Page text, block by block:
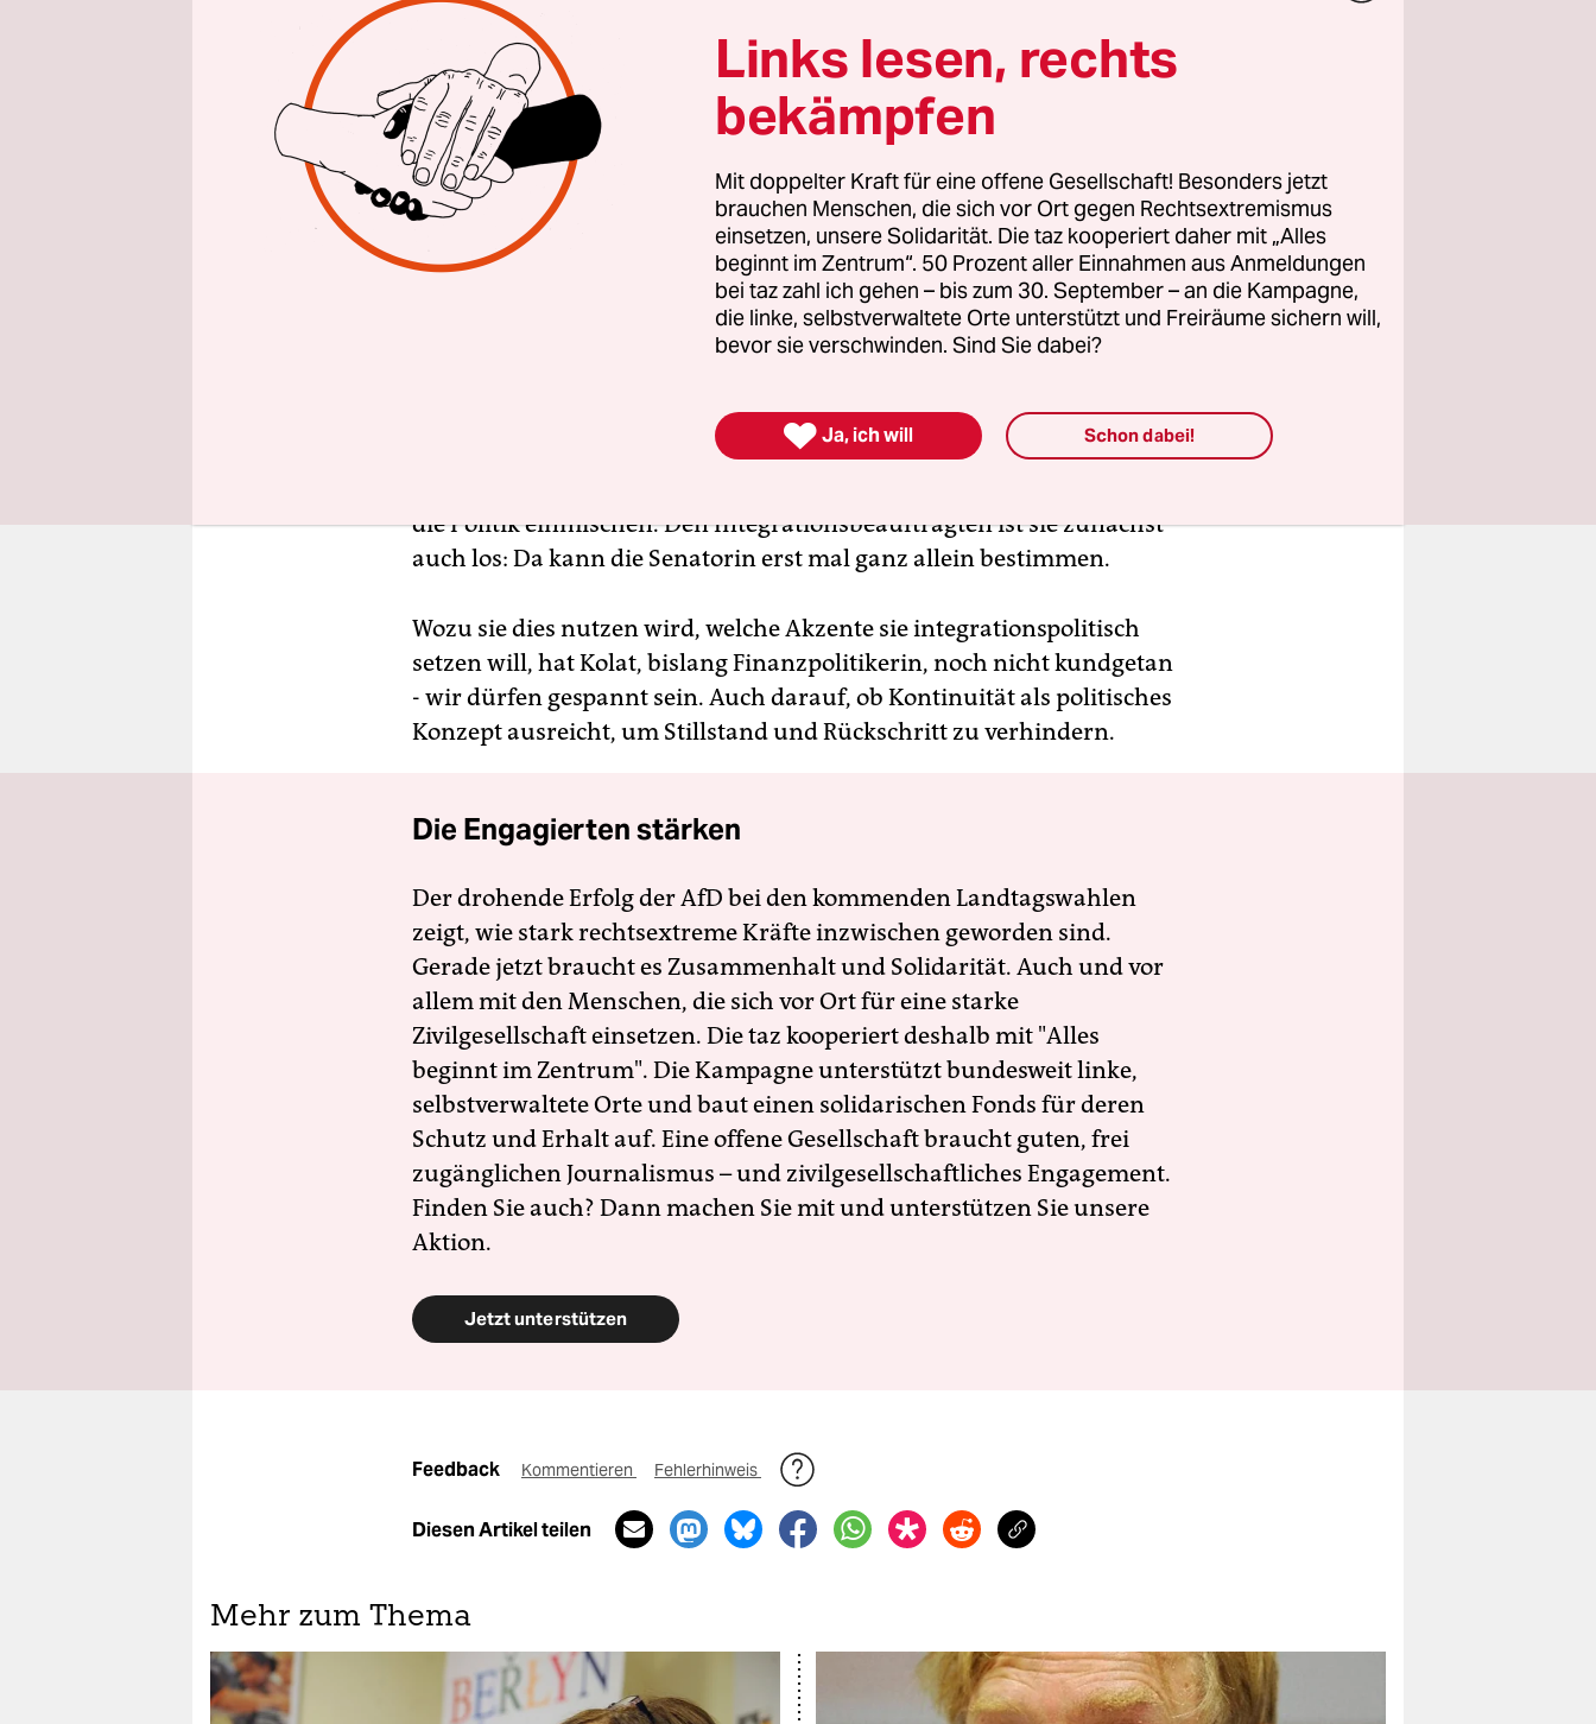
Andererseits kann Frau Kolat sich jetzt freuen: Nach der ungültigen
Wahl wird sich ein neuer Integrationsbeirat als wichtiges beratendes
die Politik einmischen. Den Integrationsbeauftragten ist sie zunächst
auch los: Da kann die Senatorin erst mal ganz allein bestimmen.
Wozu sie dies nutzen wird, welche Akzente sie integrationspolitisch
setzen will, hat Kolat, bislang Finanzpolitikerin, noch nicht kundgetan
- wir dürfen gespannt sein. Auch darauf, ob Kontinuität als politisches
Konzept ausreicht, um Stillstand und Rückschritt zu verhindern.
Die Engagierten stärken
Der drohende Erfolg der AfD bei den kommenden Landtagswahlen
zeigt, wie stark rechtsextreme Kräfte inzwischen geworden sind.
Gerade jetzt braucht es Zusammenhalt und Solidarität. Auch und vor
allem mit den Menschen, die sich vor Ort für eine starke
Zivilgesellschaft einsetzen. Die taz kooperiert deshalb mit "Alles
beginnt im Zentrum". Die Kampagne unterstützt bundesweit linke,
selbstverwaltete Orte und baut einen solidarischen Fonds für deren
Schutz und Erhalt auf. Eine offene Gesellschaft braucht guten, frei
zugänglichen Journalismus – und zivilgesellschaftliches Engagement.
Finden Sie auch? Dann machen Sie mit und unterstützen Sie unsere
Aktion.
Jetzt unterstützen
Feedback Kommentieren Fehlerhinweis
Diesen Artikel teilen
Mehr zum Thema
Links lesen, rechts
bekämpfen
Mit doppelter Kraft für eine offene Gesellschaft! Besonders jetzt
brauchen Menschen, die sich vor Ort gegen Rechtsextremismus
einsetzen, unsere Solidarität. Die taz kooperiert daher mit „Alles
beginnt im Zentrum“. 50 Prozent aller Einnahmen aus Anmeldungen
bei taz zahl ich gehen – bis zum 30. September – an die Kampagne,
die linke, selbstverwaltete Orte unterstützt und Freiräume sichern will,
bevor sie verschwinden. Sind Sie dabei?
 Ja, ich will Schon dabei!